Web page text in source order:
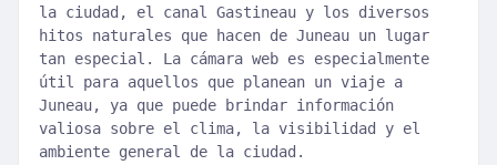
la ciudad, el canal Gastineau y los diversos
hitos naturales que hacen de Juneau un lugar
tan especial. La cámara web es especialmente
útil para aquellos que planean un viaje a
Juneau, ya que puede brindar información
valiosa sobre el clima, la visibilidad y el
ambiente general de la ciudad.